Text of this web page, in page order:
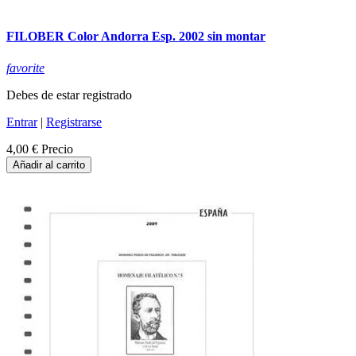
FILOBER Color Andorra Esp. 2002 sin montar
favorite
Debes de estar registrado
Entrar| Registrarse
4,00 € Precio
Añadir al carrito